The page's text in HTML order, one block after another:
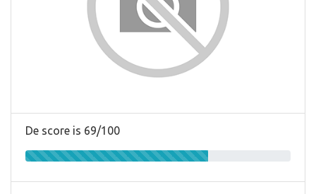
De score is 69/100